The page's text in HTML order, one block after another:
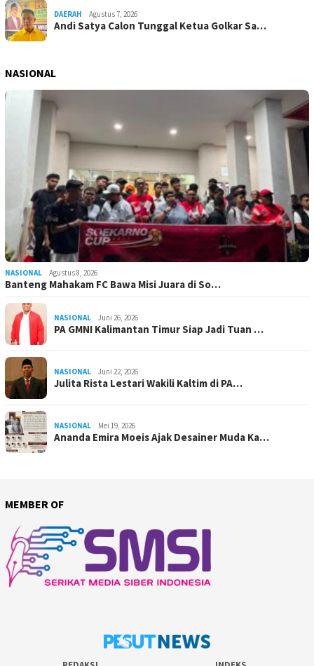
DAERAH Agustus 7, 2026
Andi Satya Calon Tunggal Ketua Golkar Sa…
NASIONAL
NASIONAL Agustus 8, 2026
Banteng Mahakam FC Bawa Misi Juara di So…
NASIONAL Juni 26, 2026
PA GMNI Kalimantan Timur Siap Jadi Tuan …
NASIONAL Juni 22, 2026
Julita Rista Lestari Wakili Kaltim di PA…
NASIONAL Mei 19, 2026
Ananda Emira Moeis Ajak Desainer Muda Ka…
MEMBER OF